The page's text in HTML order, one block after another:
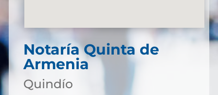
Notaría Quinta de
Armenia
Quindío